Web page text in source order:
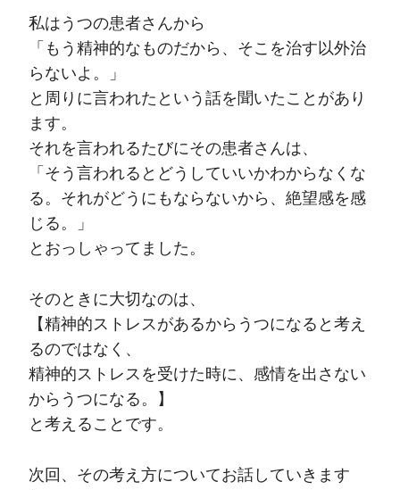
私はうつの患者さんから
「もう精神的なものだから、そこを治す以外治
らないよ。」
と周りに言われたという話を聞いたことがあり
ます。
それを言われるたびにその患者さんは、
「そう言われるとどうしていいかわからなくな
る。それがどうにもならないから、絶望感を感
じる。」
とおっしゃってました。
そのときに大切なのは、
【精神的ストレスがあるからうつになると考え
るのではなく、
精神的ストレスを受けた時に、感情を出さない
からうつになる。】
と考えることです。
次回、その考え方についてお話していきます